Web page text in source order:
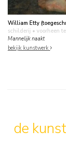
William Etty
schilderij • voorheen
Mannelijk naakt
bekijk kunstwerk
de